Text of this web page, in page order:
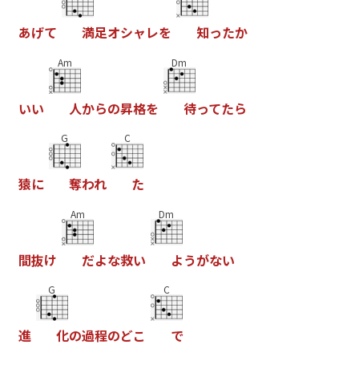
あげて 満足オシャ レを 知ったか
いい
Am
人からの昇格を
Dm
待ってたら
猿に
G
奪われ
C
た
間抜け
Am
だよな救い
Dm
ようがない
進
G
化の過程のどこ
C
で